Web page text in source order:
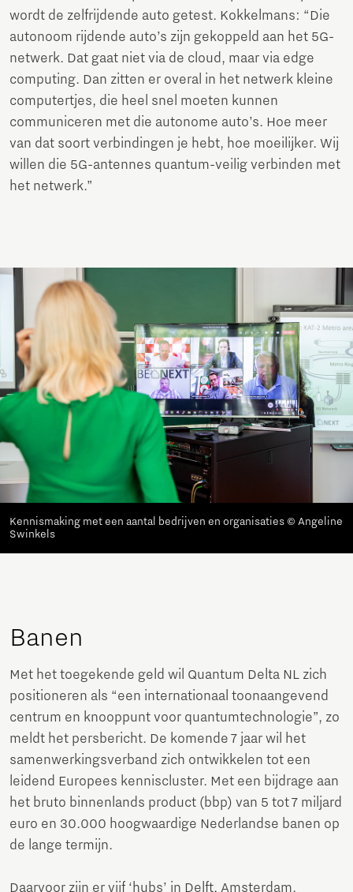
wordt de zelfrijdende auto getest. Kokkelmans: “Die
autonoom rijdende auto’s zijn gekoppeld aan het 5G-
netwerk. Dat gaat niet via de cloud, maar via edge
computing. Dan zitten er overal in het netwerk kleine
computertjes, die heel snel moeten kunnen
communiceren met die autonome auto’s. Hoe meer
van dat soort verbindingen je hebt, hoe moeilijker. Wij
willen die 5G-antennes quantum-veilig verbinden met
het netwerk.”
Kennismaking met een aantal bedrijven en organisaties © Angeline
Swinkels
Banen
Met het toegekende geld wil Quantum Delta NL zich
positioneren als “een internationaal toonaangevend
centrum en knooppunt voor quantumtechnologie”, zo
meldt het persbericht. De komende 7 jaar wil het
samenwerkingsverband zich ontwikkelen tot een
leidend Europees kenniscluster. Met een bijdrage aan
het bruto binnenlands product (bbp) van 5 tot 7 miljard
euro en 30.000 hoogwaardige Nederlandse banen op
de lange termijn.
Daarvoor zijn er vijf ‘hubs’ in Delft, Amsterdam,